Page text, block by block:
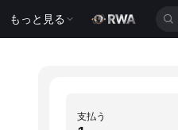
もっと見る
支払う